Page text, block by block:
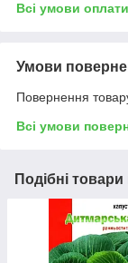
Всі умови оплати
Умови
Повернення
Всі умови
Подібні товари